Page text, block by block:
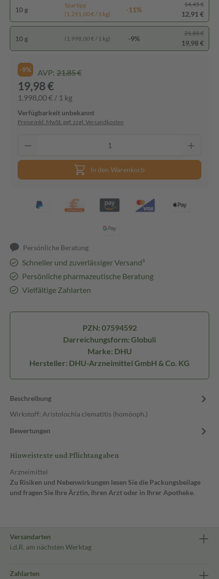
10 g
Spartipp
(1.291,00 € / 1 kg)
-11%
14,45 €
12,91 €
10 g (1.998,00 € / 1 kg) -9%
21,85 €
19,98 €
-9% AVP: 21,85 €
19,98 €
1.998,00 € / 1 kg
Verfügbarkeit unbekannt
Preise inkl. MwSt. ggf. zzgl. Versandkosten
In den Warenkorb
Persönliche Beratung
Schneller und zuverlässiger Versand³
Persönliche pharmazeutische Beratung
Vielfältige Zahlarten
PZN: 07594592
Darreichungsform: Globuli
Marke: DHU
Hersteller: DHU-Arzneimittel GmbH & Co. KG
Beschreibung
Wirkstoff: Aristolochia clematitis (homöoph.)
Bewertungen
Hinweistexte und Pflichtangaben
Arzneimittel
Zu Risiken und Nebenwirkungen lesen Sie die Packungsbeilage
und fragen Sie Ihre Ärztin, Ihren Arzt oder in Ihrer Apotheke.
Versandarten
i.d.R. am nächsten Werktag
Zahlarten